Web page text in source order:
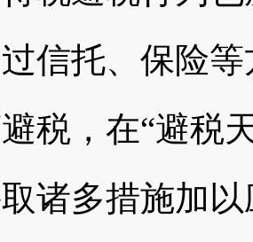
信托、保险
税，在“避税
诸多措施加